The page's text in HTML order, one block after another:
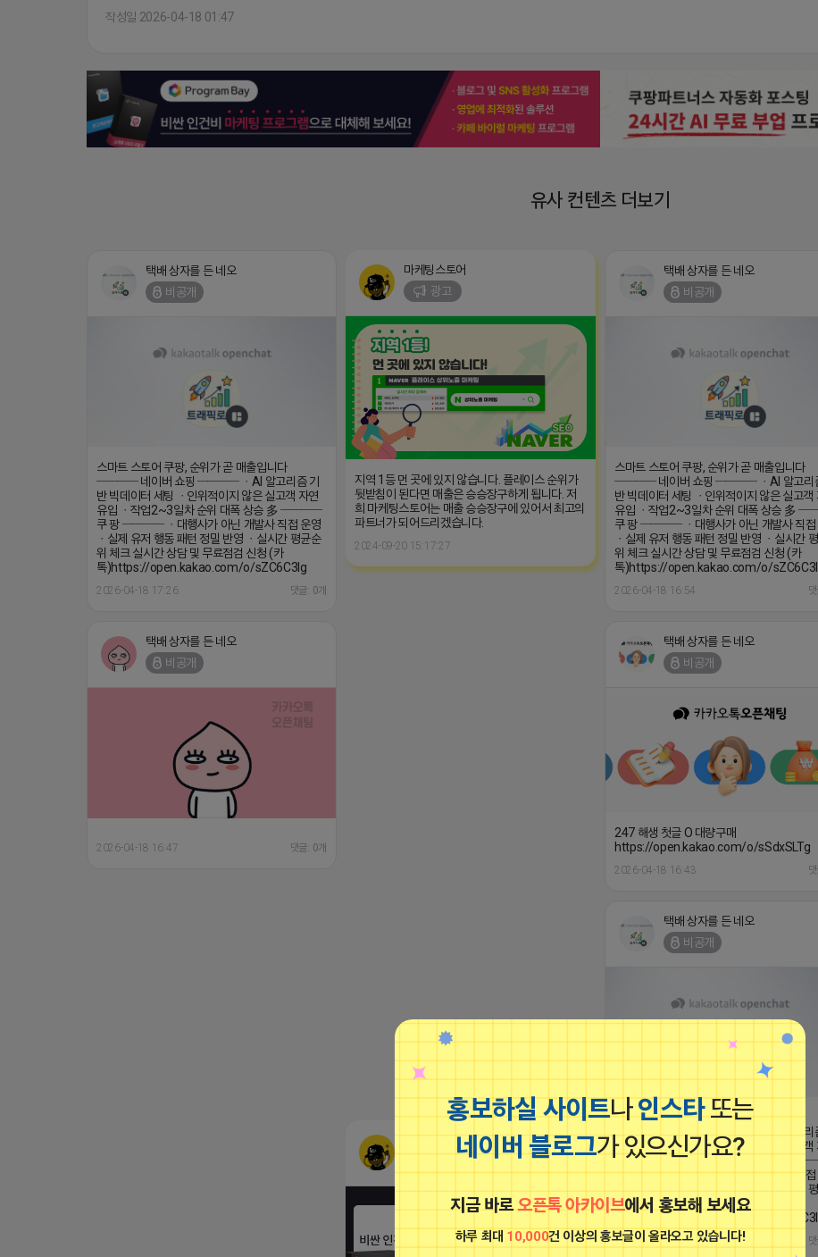
홍보하실 사이트나인스타또는
네이버 블로그가 있으신가요?
지금 바로오픈톡 아카이브에서 홍보해 보세요
하루 최대 10,000건 이상의 홍보글이 올라오고 있습니다!
작성일 2026-04-18 01:47
유사 컨텐츠 더보기
택배 상자를 든 네오
비공개
스마트 스토어 쿠팡, 순위가 곧 매출입니다
──── 네이버 쇼핑 ──── ㆍAI 알고리즘 기
반 빅데이터 세팅 ㆍ인위적이지 않은 실고객 자연
유입 ㆍ작업2~3일차 순위 대폭 상승 多 ────
쿠 팡 ──── ㆍ대행사가 아닌 개발사 직접 운영
ㆍ실제 유저 행동 패턴 정밀 반영 ㆍ실시간 평균순
위 체크 실시간 상담 및 무료점검 신청 (카
톡)https://open.kakao.com/o/sZC6C3Ig
2026-04-18 17:26 댓글: 0개
마케팅스토어
광고
지역 1등 먼 곳에 있지 않습니다. 플레이스 순위가
뒷받침이 된다면 매출은 승승장구하게 됩니다. 저
희 마케팅스토어는 매출 승승장구에 있어서 최고의
파트너가 되어드리겠습니다.
2024-09-20 15:17:27
택배 상자를 든 네오
비공개
스마트 스토어 쿠팡, 순위가 곧 매출입니다
──── 네이버 쇼핑 ──── ㆍAI 알고리
반 빅데이터 세팅 ㆍ인위적이지 않은 실고객
유입 ㆍ작업2~3일차 순위 대폭 상승 多
쿠 팡 ──── ㆍ대행사가 아닌 개발사 직접
ㆍ실제 유저 행동 패턴 정밀 반영 ㆍ실시간
위 체크 실시간 상담 및 무료점검 신청 (카
톡)https://open.kakao.com/o/
2026-04-18 16:54
택배 상자를 든 네오
비공개
2026-04-18 16:47 댓글: 0개
택배 상자를 든 네오
비공개
247 해생 첫글 O 대량구매
https://open.kakao.com/o/sSdxSLTg
2026-04-18 16:43
택배 상자를 든 네오
비공개
스마트 스토어 쿠팡, 순위가 곧 매출입니다
──── 네이버 쇼핑 ──── ㆍAI 알고리
반 빅데이터 세팅 ㆍ인위적이지 않은 실고객
유입 ㆍ작업2~3일차 순위 대폭 상승 多
쿠 팡 ──── ㆍ대행사가 아닌 개발사 직접
ㆍ실제 유저 행동 패턴 정밀 반영 ㆍ실시간
위 체크 실시간 상담 및 무료점검 신청 (카
톡)https://open.kakao.com/o/
2026-04-18 16:25
■프로그램베이■